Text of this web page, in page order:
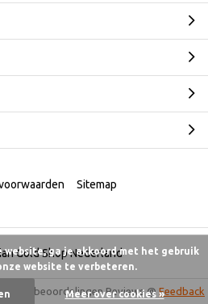
Gold Shop Nederland
Sitemap
6.175 beoordelingenReviews @ Feedback
website, ga je akkoord met het gebruik
website te verbeteren.
Meer over cookies »